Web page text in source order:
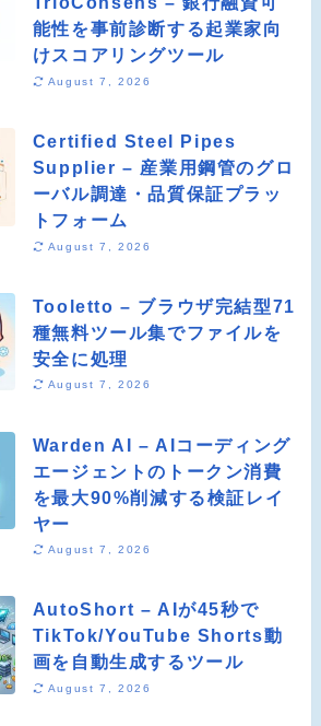
能性を事前診断する起業家向
けスコアリングツール
August 7, 2026
Certified Steel Pipes
Supplier – 産業用鋼管のグロ
ーバル調達・品質保証プラッ
トフォーム
August 7, 2026
Tooletto – ブラウザ完結型71
種無料ツール集でファイルを
安全に処理
August 7, 2026
Warden AI – AIコーディング
エージェントのトークン消費
を最大90%削減する検証レイ
ヤー
August 7, 2026
AutoShort – AIが45秒で
TikTok/YouTube Shorts動
画を自動生成するツール
August 7, 2026